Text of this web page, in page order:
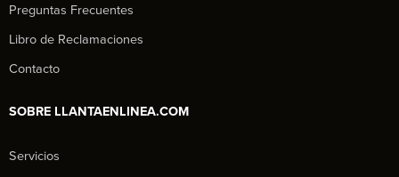
Preguntas Frecuentes
Libro de Reclamaciones
Contacto
SOBRE LLANTAENLINEA.COM
Servicios